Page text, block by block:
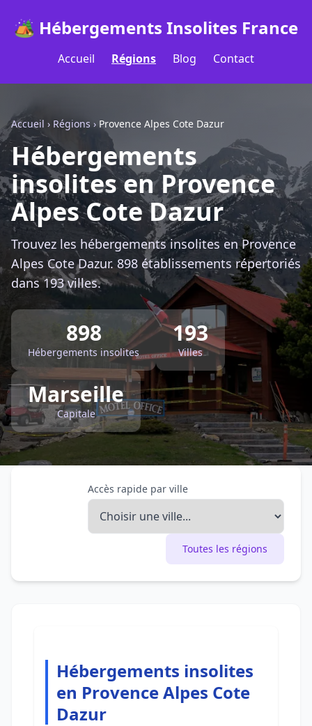
🏕️ Hébergements Insolites France
Accueil Régions Blog Contact
Accueil › Régions › Provence Alpes Cote Dazur
Hébergements
insolites en Provence
Alpes Cote Dazur
Trouvez les hébergements insolites en Provence
Alpes Cote Dazur. 898 établissements répertoriés
dans 193 villes.
898
Hébergements insolites
193
Villes
Marseille
Capitale
Accès rapide par ville
Toutes les régions
Hébergements insolites
en Provence Alpes Cote
Dazur